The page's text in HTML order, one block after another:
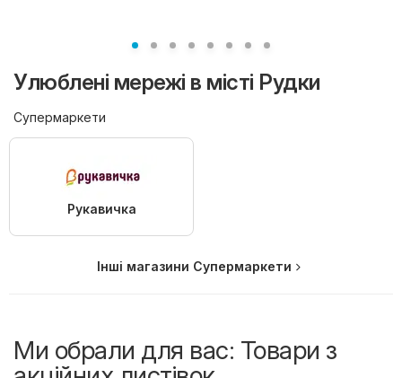
Улюблені мережі в місті Рудки
Супермаркети
Рукавичка
Інші магазини Супермаркети
Ми обрали для вас: Товари з